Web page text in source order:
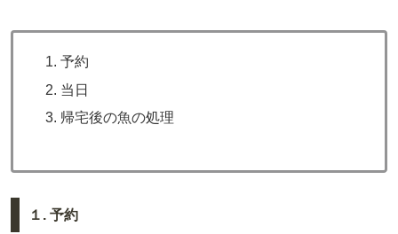
予約
当日
帰宅後の魚の処理
１. 予約